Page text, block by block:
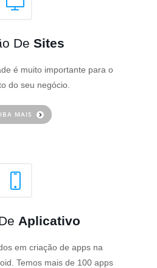
De Sites
é muito importante para o
do seu negócio.
MAIS
Aplicativo
em criação de apps na
Temos mais de 100 apps